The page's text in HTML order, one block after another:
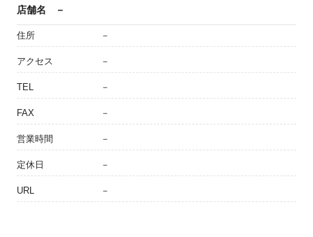
店舗名 －
住所 －
アクセス －
TEL －
FAX －
営業時間 －
定休日 －
URL －